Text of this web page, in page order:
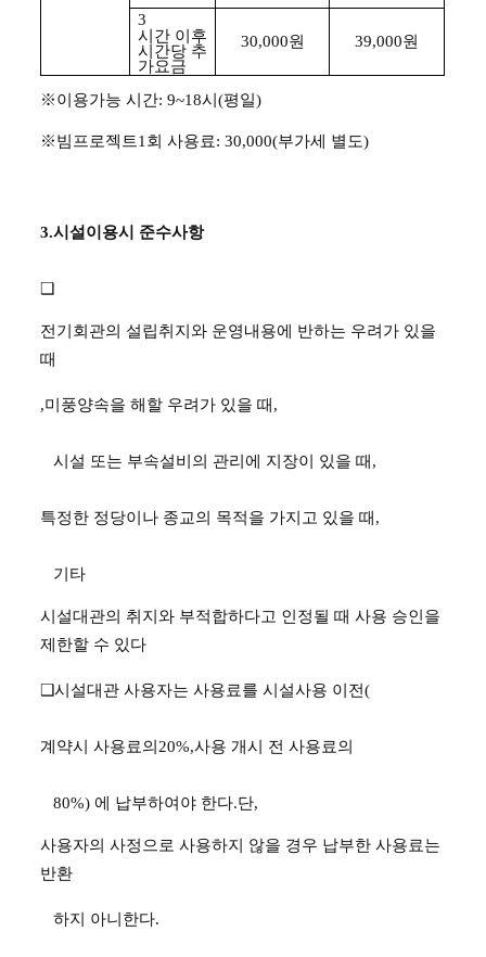
3
시간 이후
시간당 추
가요금
30,000원 39,000원
※이용가능 시간: 9~18시(평일)
※빔프로젝트1 회 사용료: 30,000(부가세 별도)
3.시설이용시 준수사항
❑
전기회관의 설립취지와 운영내용에 반하는 우려가 있을
때
,미풍양속을 해할 우려가 있을 때 ,
시설 또는 부속설비의 관리에 지장이 있을 때 ,
특정한 정당이나 종교의 목적을 가지고 있을 때 ,
기타
시설대관의 취지와 부적합하다고 인정될 때 사용 승인을
제한할 수 있다
❑시설대관 사용자는 사용료를 시설사용 이전(
계약시 사용료의 20%,사용 개시 전 사용료의
80%)에 납부하여야 한다.단,
사용자의 사정으로 사용하지 않을 경우 납부한 사용료는
반환
하지 아니한다.